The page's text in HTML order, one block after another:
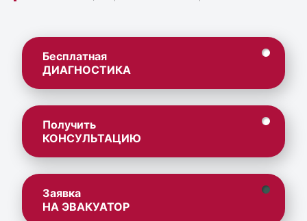
Бесплатная
ДИАГНОСТИКА
Получить
КОНСУЛЬТАЦИЮ
Заявка
НА ЭВАКУАТОР